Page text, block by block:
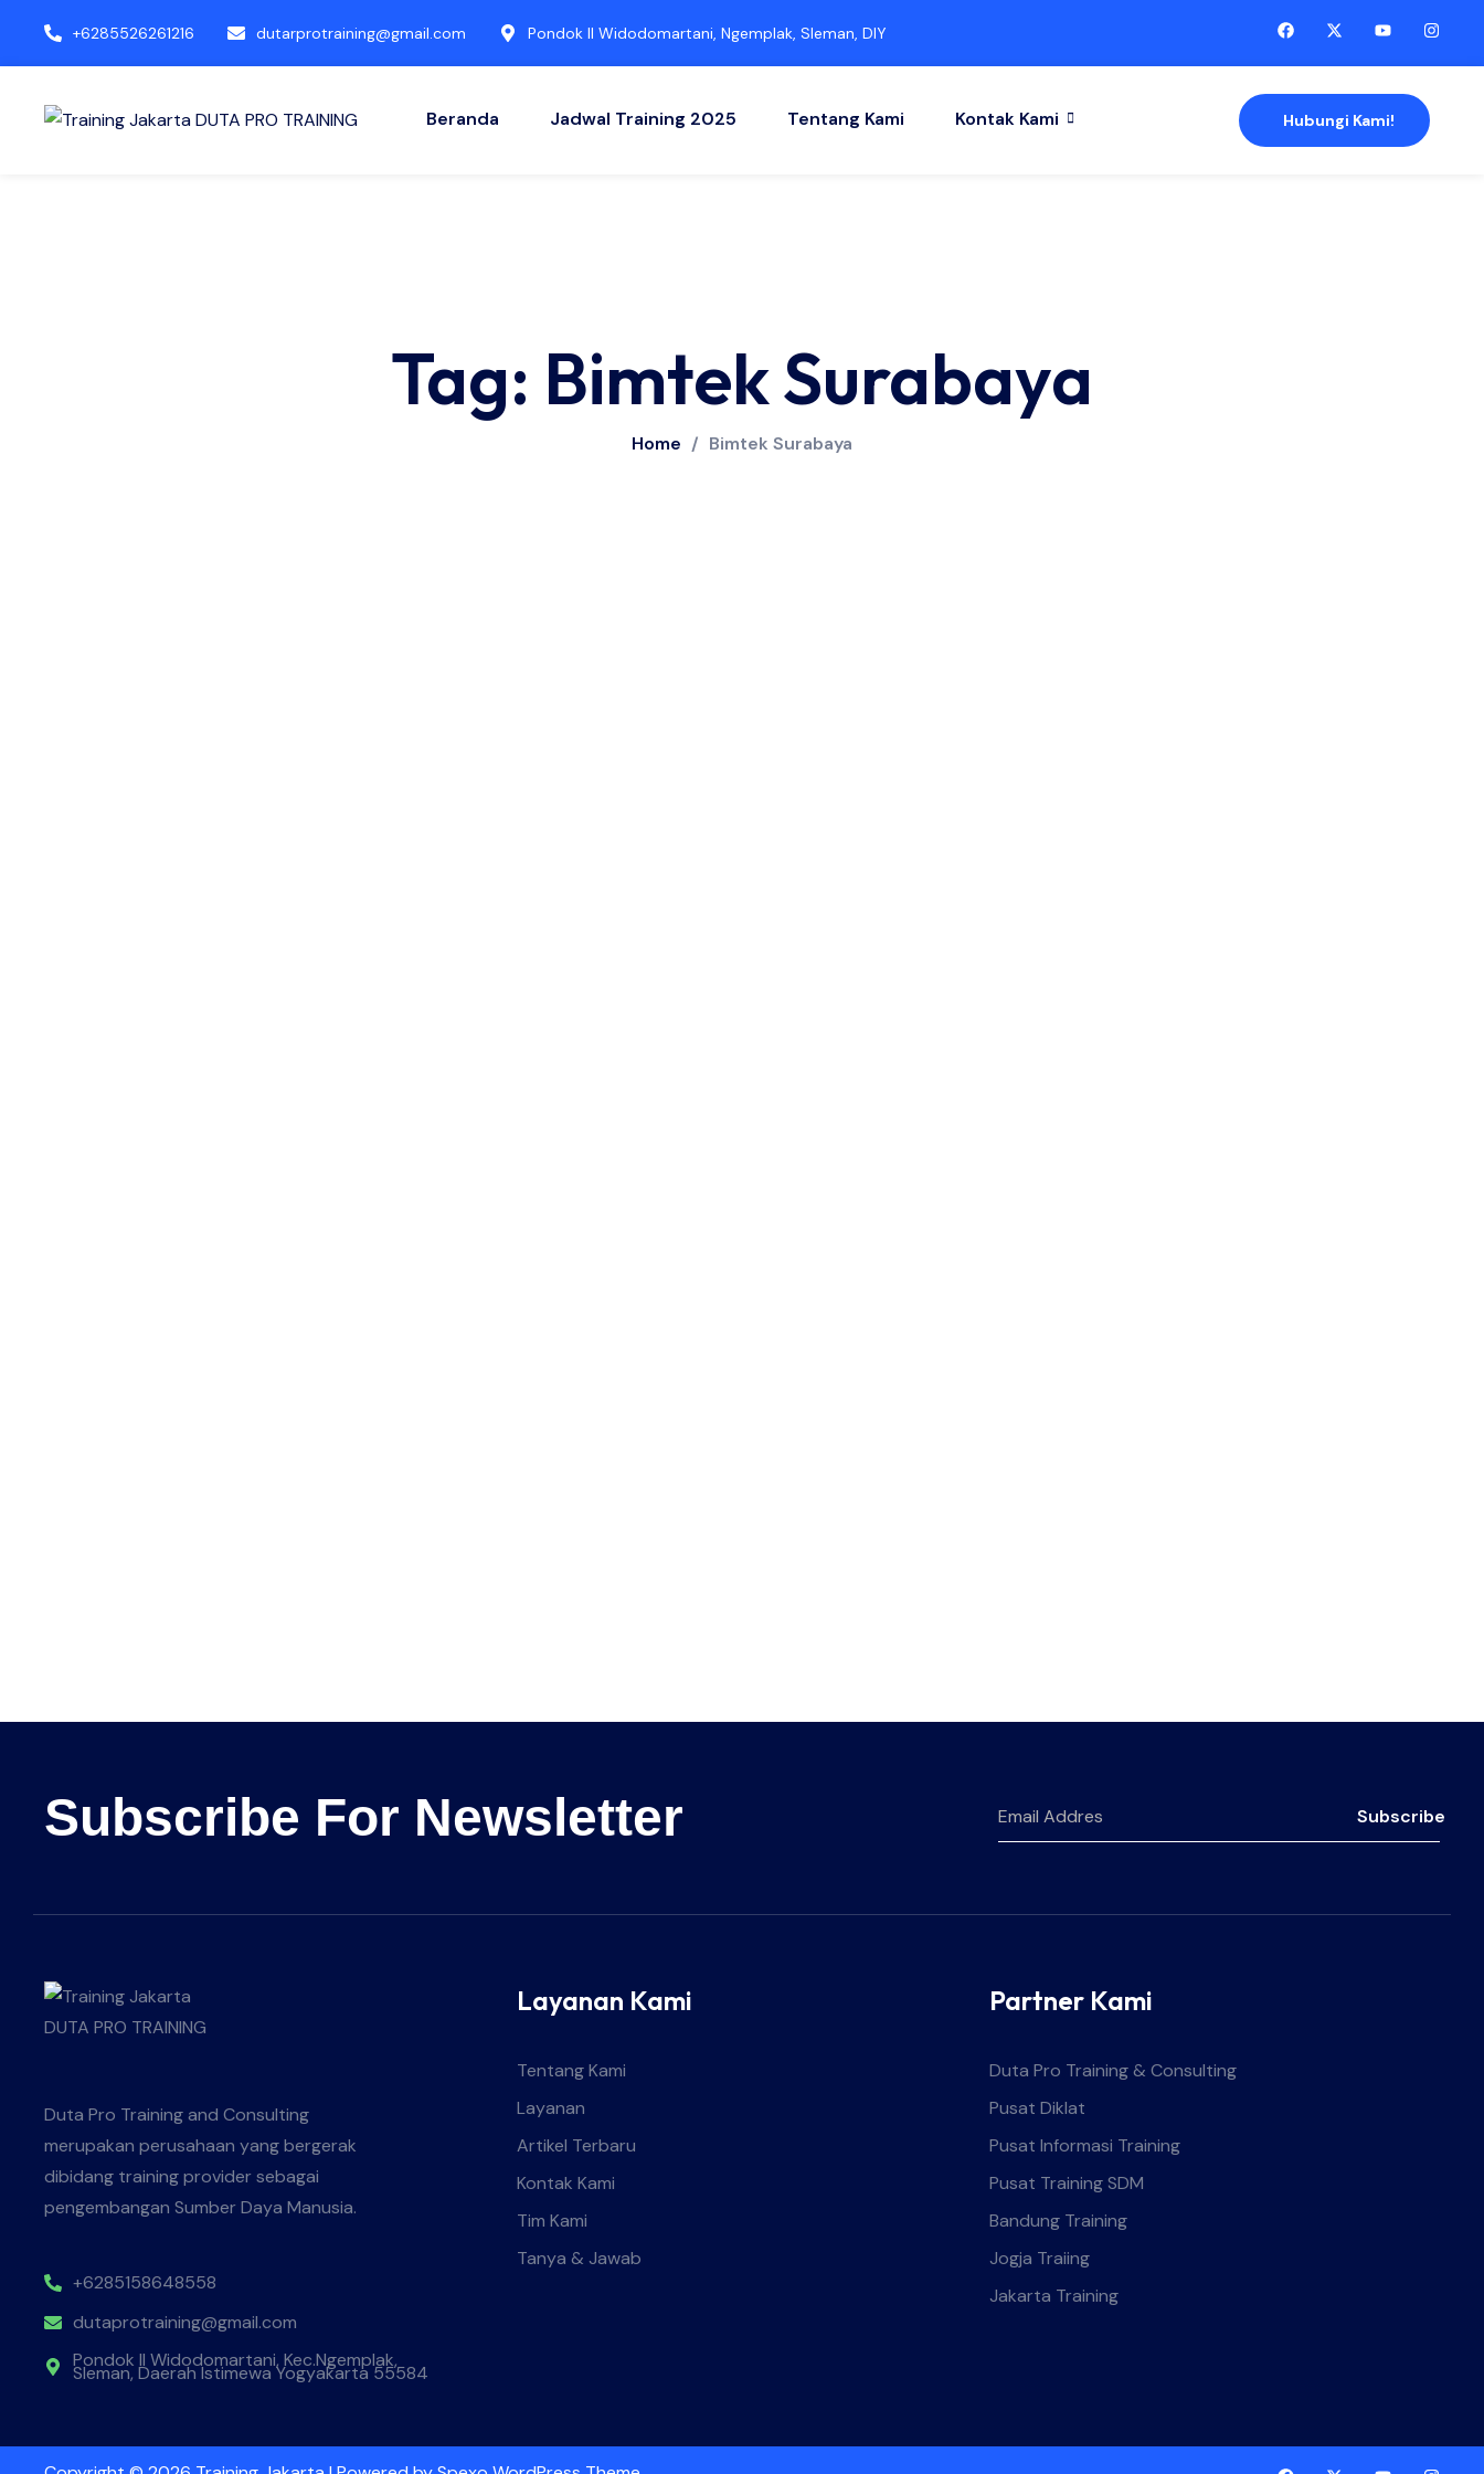
+6285526261216 dutarprotraining@gmail.com Pondok II Widodomartani, Ngemplak, Sleman, DIY
Beranda Jadwal Training 2025 Tentang Kami Kontak Kami Hubungi Kami!
Tag: Bimtek Surabaya
Home / Bimtek Surabaya
Subscribe For Newsletter Subscribe
Duta Pro Training and Consulting
merupakan perusahaan yang bergerak
dibidang training provider sebagai
pengembangan Sumber Daya Manusia.
+6285158648558
dutaprotraining@gmail.com
Pondok II Widodomartani, Kec.Ngemplak,
Sleman, Daerah Istimewa Yogyakarta 55584
Layanan Kami
Tentang Kami
Layanan
Artikel Terbaru
Kontak Kami
Tim Kami
Tanya & Jawab
Partner Kami
Duta Pro Training & Consulting
Pusat Diklat
Pusat Informasi Training
Pusat Training SDM
Bandung Training
Jogja Traiing
Jakarta Training